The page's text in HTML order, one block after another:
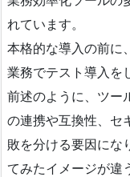
れています。
本格的な導入の前に
業務でテスト導入を
前述のように、ツー
の連携や互換性、セ
敗を分ける要因にな
てみたイメージが違